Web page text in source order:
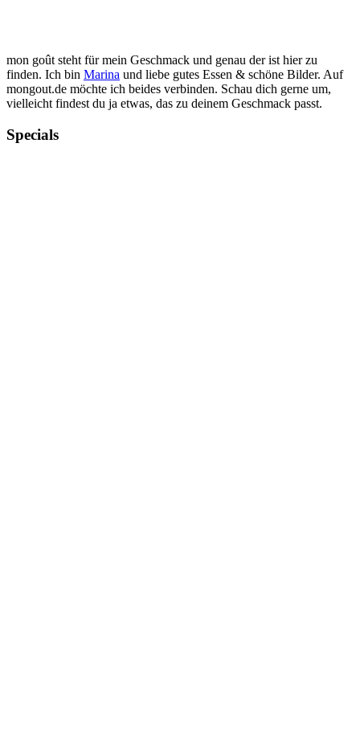
mon goût steht für mein Geschmack und genau der ist hier zu
finden. Ich bin Marina und liebe gutes Essen & schöne Bilder. Auf
mongout.de möchte ich beides verbinden. Schau dich gerne um,
vielleicht findest du ja etwas, das zu deinem Geschmack passt.
Specials